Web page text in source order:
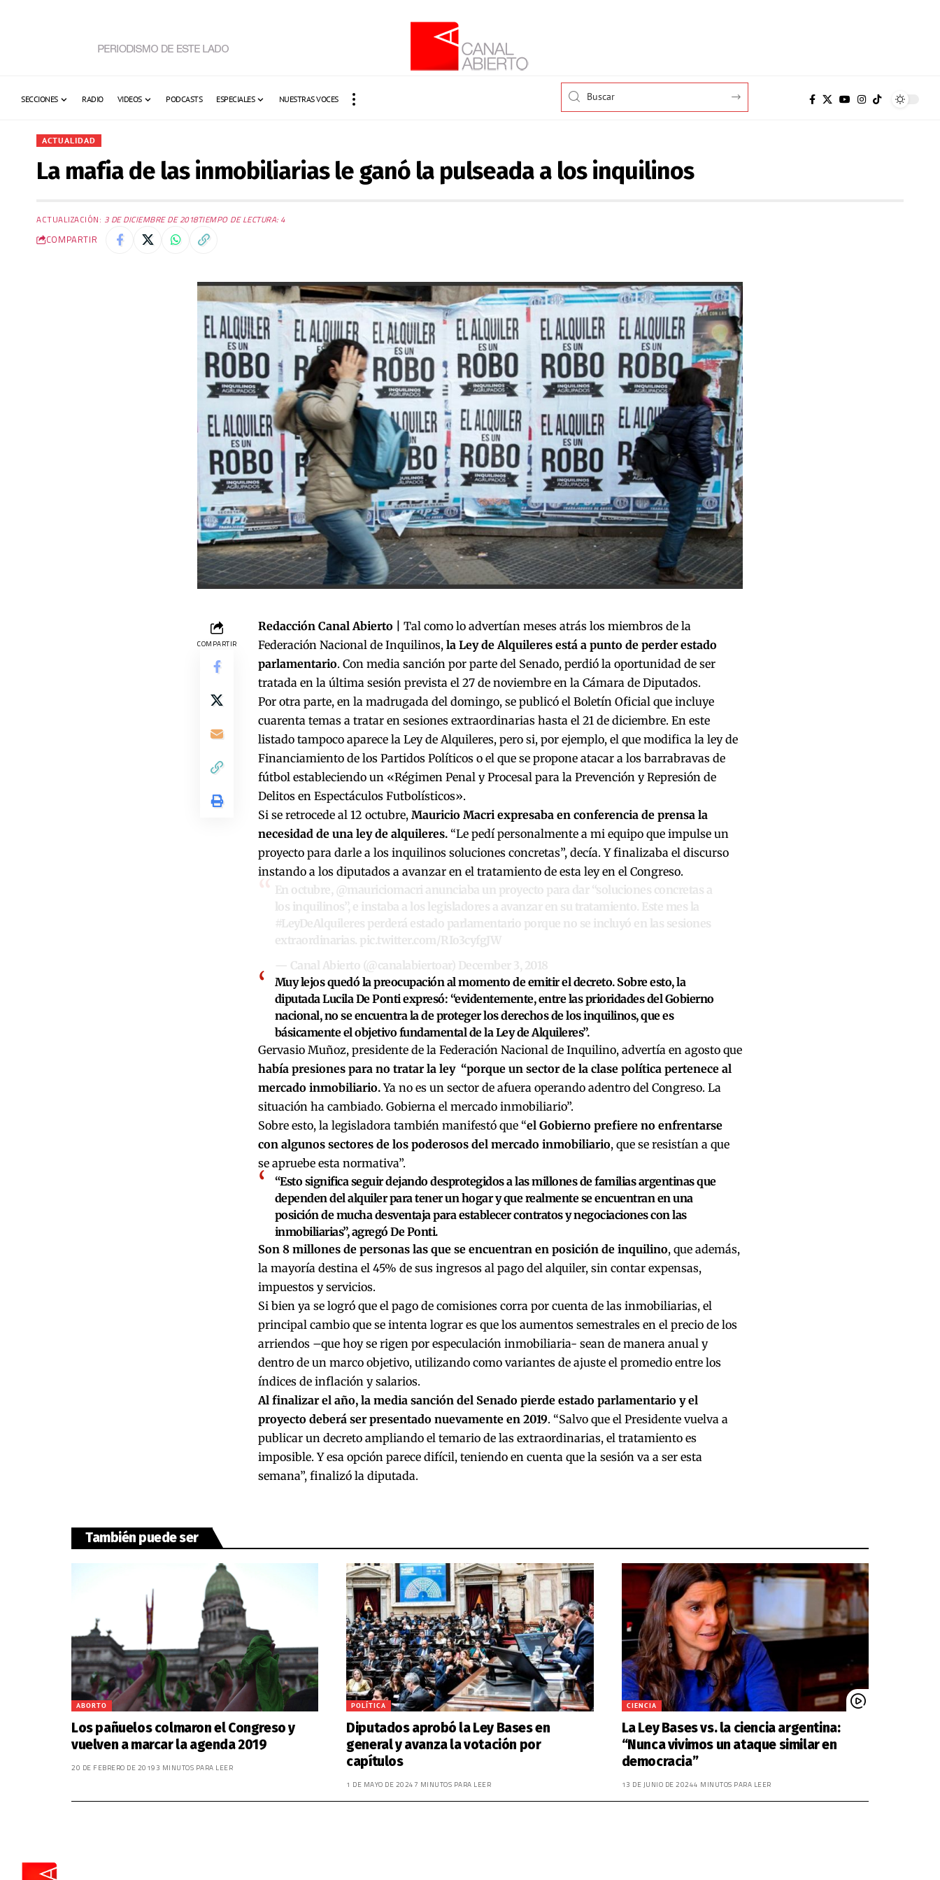
SECCIONES RADIO VIDEOS PODCASTS ESPECIALES NUESTRAS VOCES
ACTUALIDAD
La mafia de las inmobiliarias le ganó la pulseada a los inquilinos
ACTUALIZACIÓN: 3 DE DICIEMBRE DE 2018TIEMPO DE LECTURA: 4
COMPARTIR
COMPARTIR
Redacción Canal Abierto |
Tal como lo advertían meses atrás los miembros de la
Federación Nacional de Inquilinos, la Ley de Alquileres está a punto de perder estado
parlamentario. Con media sanción por parte del Senado, perdió la oportunidad de ser
tratada en la última sesión prevista el 27 de noviembre en la Cámara de Diputados.
Por otra parte, en la madrugada del domingo, se publicó el Boletín Oficial que incluye
cuarenta temas a tratar en sesiones extraordinarias hasta el 21 de diciembre. En este
listado tampoco aparece la Ley de Alquileres, pero si, por ejemplo, el que modifica la ley de
Financiamiento de los Partidos Políticos o el que se propone atacar a los barrabravas de
fútbol estableciendo un «Régimen Penal y Procesal para la Prevención y Represión de
Delitos en Espectáculos Futbolísticos».
Si se retrocede al 12 octubre, Mauricio Macri expresaba en conferencia de prensa la
necesidad de una ley de alquileres.“Le pedí personalmente a mi equipo que impulse un
proyecto para darle a los inquilinos soluciones concretas”, decía. Y finalizaba el discurso
instando a los diputados a avanzar en el tratamiento de esta ley en el Congreso.
En octubre, @mauriciomacri anunciaba un proyecto para dar “soluciones concretas a
los inquilinos”, e instaba a los legisladores a avanzar en su tratamiento. Este mes la
#LeyDeAlquileres perderá estado parlamentario porque no se incluyó en las sesiones
extraordinarias. pic.twitter.com/RIo3cyfgJW
— Canal Abierto (@canalabiertoar) December 3, 2018
Muy lejos quedó la preocupación al momento de emitir el decreto. Sobre esto, la
diputada Lucila De Ponti expresó: “evidentemente, entre las prioridades del Gobierno
nacional, no se encuentra la de proteger los derechos de los inquilinos, que es
básicamente el objetivo fundamental de la Ley de Alquileres”.
Gervasio Muñoz, presidente de la Federación Nacional de Inquilino, advertía en agosto que
había presiones para no tratar la ley “porque un sector de la clase política pertenece al
mercado inmobiliario.Ya no es un sector de afuera operando adentro del Congreso. La
situación ha cambiado. Gobierna el mercado inmobiliario”.
Sobre esto, la legisladora también manifestó que “el Gobierno prefiere no enfrentarse
con algunos sectores de los poderosos del mercado inmobiliario, que se resistían a que
se apruebe esta normativa”.
“Esto significa seguir dejando desprotegidos a las millones de familias argentinas que
dependen del alquiler para tener un hogar y que realmente se encuentran en una
posición de mucha desventaja para establecer contratos y negociaciones con las
inmobiliarias”, agregó De Ponti.
Son 8 millones de personas las que se encuentran en posición de inquilino, que además,
la mayoría destina el 45% de sus ingresos al pago del alquiler, sin contar expensas,
impuestos y servicios.
Si bien ya se logró que el pago de comisiones corra por cuenta de las inmobiliarias, el
principal cambio que se intenta lograr es que los aumentos semestrales en el precio de los
arriendos –que hoy se rigen por especulación inmobiliaria- sean de manera anual y
dentro de un marco objetivo, utilizando como variantes de ajuste el promedio entre los
índices de inflación y salarios.
Al finalizar el año, la media sanción del Senado pierde estado parlamentario y el
proyecto deberá ser presentado nuevamente en 2019. “Salvo que el Presidente vuelva a
publicar un decreto ampliando el temario de las extraordinarias, el tratamiento es
imposible. Y esa opción parece difícil, teniendo en cuenta que la sesión va a ser esta
semana”, finalizó la diputada.
También puede ser
ABORTO
Los pañuelos colmaron el Congreso y
vuelven a marcar la agenda 2019
20 DE FEBRERO DE 2019 3 MINUTOS PARA LEER
POLÍTICA
Diputados aprobó la Ley Bases en
general y avanza la votación por
capítulos
1 DE MAYO DE 20247 MINUTOS PARA LEER
CIENCIA
La Ley Bases vs. la ciencia argentina:
“Nunca vivimos un ataque similar en
democracia”
13 DE JUNIO DE 20244 MINUTOS PARA LEER